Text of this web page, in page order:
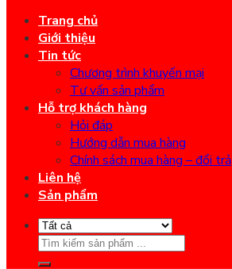
Trang chủ
Giới thiệu
Tin tức
Chương trình khuyến mại
Tư vấn sản phẩm
Hỗ trợ khách hàng
Hỏi đáp
Hướng dẫn mua hàng
Chính sách mua hàng – đổi trả
Liên hệ
Sản phẩm
Search
for: